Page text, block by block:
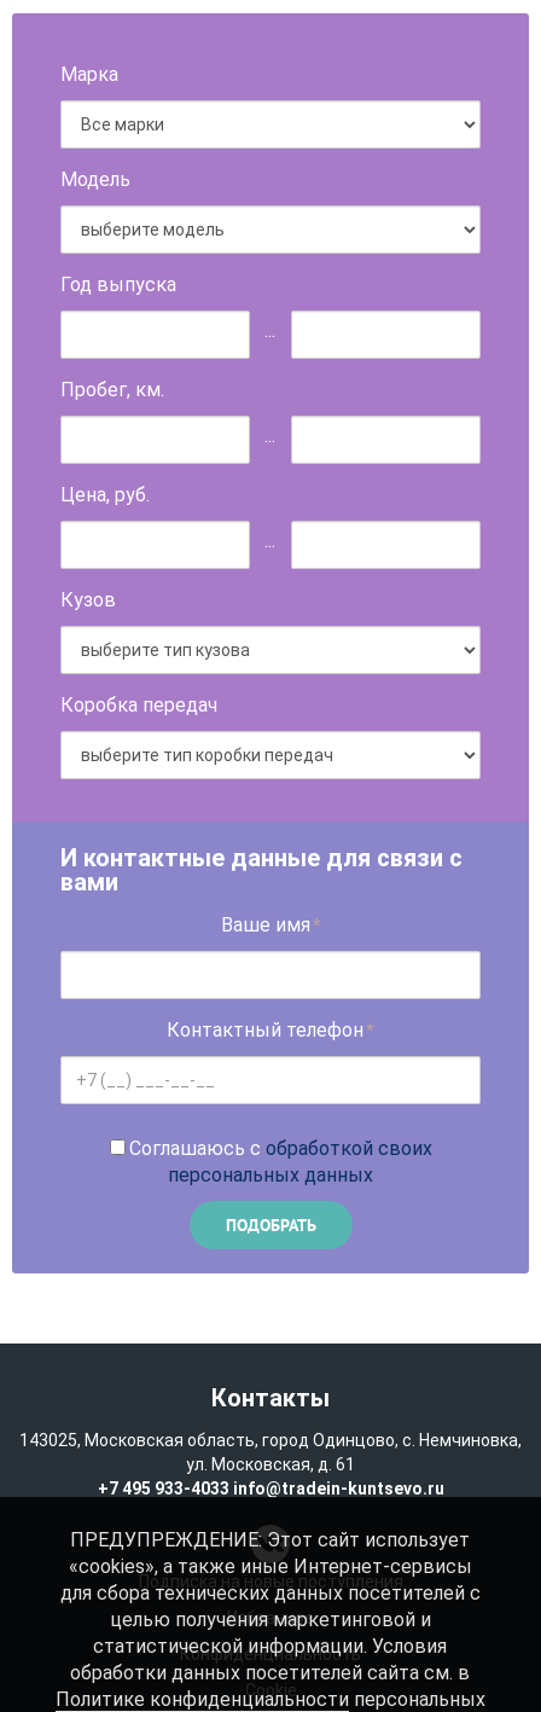
Марка
Модель
Год выпуска
...
Пробег, км.
...
Цена, руб.
...
Кузов
Коробка передач
И контактные данные для связи с
вами
Ваше имя *
Контактный телефон *
Соглашаюсь с обработкой своих
персональных данных
Контакты
143025, Московская область, город Одинцово, с. Немчиновка,
ул. Московская, д. 61
+7 495 933-4033 info@tradein-kuntsevo.ru
Подписка на новые поступления
Избранное
Конфиденциальность
Cookie
ПРЕДУПРЕЖДЕНИЕ: Этот сайт использует
«cookies», а также иные Интернет-сервисы
для сбора технических данных посетителей с
целью получения маркетинговой и
статистической информации. Условия
обработки данных посетителей сайта см. в
Политике конфиденциальностиперсональных